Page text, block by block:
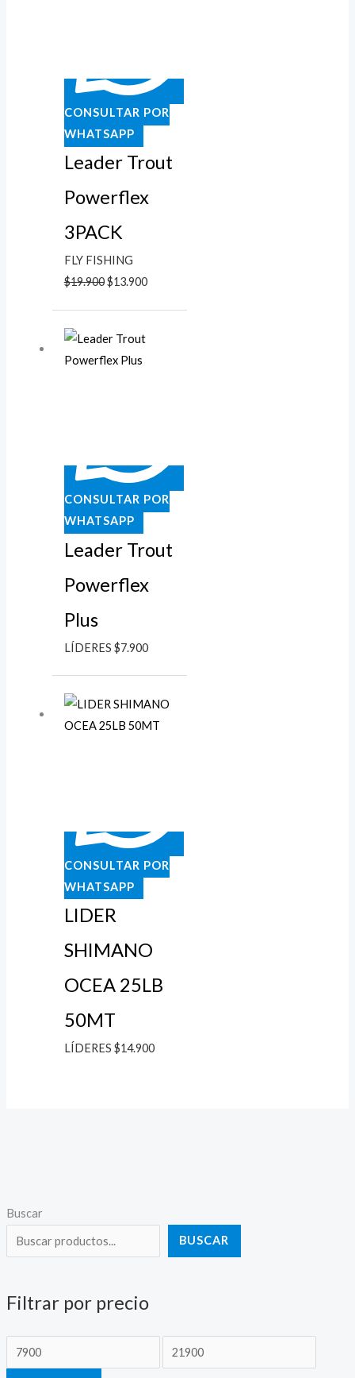
Buscar
BUSCAR
Filtrar por precio
P
e
CONSULTAR POR
WHATSAPP
Leader Trout
Powerflex
3PACK
FLY FISHING
$19.900$13.900
CONSULTAR POR
WHATSAPP
Leader Trout
Powerflex
Plus
LÍDERES $7.900
CONSULTAR POR
WHATSAPP
LIDER
SHIMANO
OCEA 25LB
50MT
LÍDERES $14.900